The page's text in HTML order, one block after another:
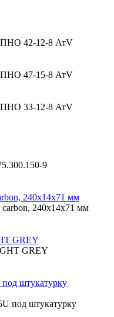
240х14х71 мм
GREY
штукатурку